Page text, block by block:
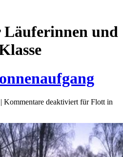
und
| Kommentare deaktiviert für Flott in